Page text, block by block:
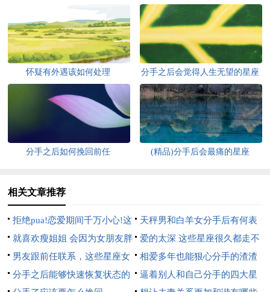
怀疑有外遇该如何处理 分手之后会觉得人生无望的星座
分手之后如何挽回前任 (精品)分手后会最痛的星座
相关文章推荐
拒绝pua!恋爱期间千万小心!这
3大星座男总是想分手却装深情
天秤男和白羊女分手后有何表
现
就喜欢瘦姐姐 会因为女朋友胖
而分手的星座男
爱的太深 这些星座很久都走不
出分手的伤痛
男友跟前任联系，这些星座女
会立马分手
相爱多年也能狠心分手的渣渣
星座
分手之后能够快速恢复状态的
逼着别人和自己分手的四大星